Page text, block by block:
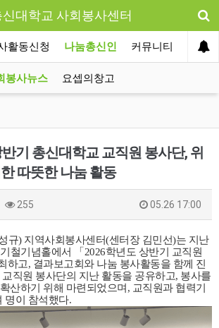
신대학교 사회봉사센터
활동신청 나눔총신인 커뮤니티
봉사뉴스 요셉의창고
기 총신대학교 교직원 봉사단, 위
따뜻한 나눔 활동
255 05.26 17:00
규) 지역사회봉사센터(센터장 김민선)는 지난
철기념홀에서 「2026학년도 상반기 교직원
하고, 결과보고회와 나눔 봉사활동을 함께 진
직원 봉사단의 지난 활동을 공유하고, 봉사를
산하기 위해 마련되었으며, 교직원과 협력기
명이 참석했다.